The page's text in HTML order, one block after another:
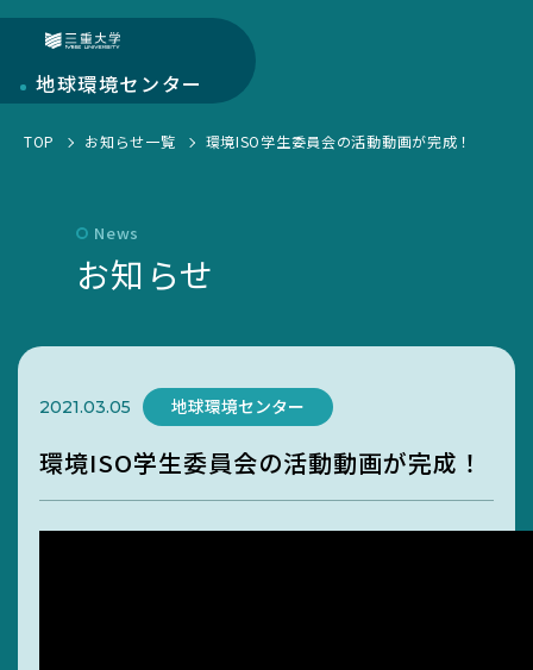
地球環境センター
地球環境センターについて
環境・SDGs報告書
環境・SDGsマネジメントシステム
環境・情報科学館1F利用案内
部門紹介
研究部門
学生活動
町屋海岸清掃
SciLets
TOP お知らせ一覧 環境ISO学生委員会の活動動画が完成！
News
お知らせ
2021.03.05 地球環境センター
環境ISO学生委員会の活動動画が完成！